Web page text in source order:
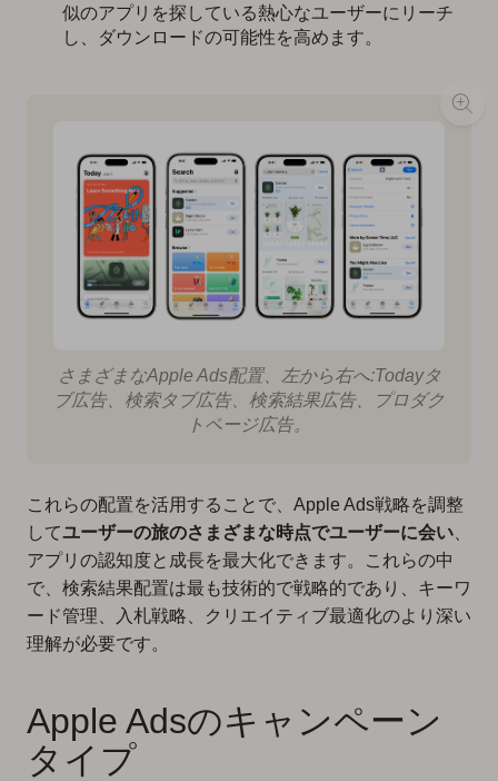
似のアプリを探している熱心なユーザーにリーチ
し、ダウンロードの可能性を高めます。
さまざまなApple Ads配置、左から右へ:Todayタ
ブ広告、検索タブ広告、検索結果広告、プロダク
トページ広告。
これらの配置を活用することで、Apple Ads戦略を調整
してユーザーの旅のさまざまな時点でユーザーに会い
アプリの認知度と成長を最大化できます。これらの中
で、検索結果配置は最も技術的で戦略的であり、キーワ
ード管理、入札戦略、クリエイティブ最適化のより深い
理解が必要です。
Apple Adsのキャンペーン
タイプ